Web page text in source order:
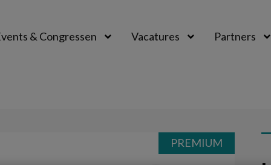
& Congressen Vacatures Partners
PREMIUM